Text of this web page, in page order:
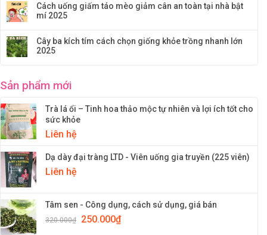
Cách uống giấm táo mèo giảm cân an toàn tại nhà bật
mí 2025
Cây ba kích tím cách chọn giống khỏe trồng nhanh lớn
2025
Sản phẩm mới
Trà lá ổi – Tinh hoa thảo mộc tự nhiên và lợi ích tốt cho
sức khỏe
Liên hệ
Dạ dày đại tràng LTD - Viên uống gia truyền (225 viên)
Liên hệ
Tâm sen - Công dụng, cách sử dụng, giá bán
320.000₫ 250.000₫